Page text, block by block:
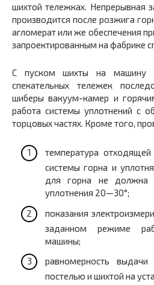
шихтой тележках. Непрерывная
производится после розжига
агломерат или же обеспечения
запроектированным на фабрике
С пуском шихты на машину
спекательных тележек
шиберы вакуум-камер и
работа системы уплотнений с
торцовых частях. Кроме того,
температура
системы горна и
для горна не должна
уплотнения 20—30°;
показания
заданном режиме
машины;
равномерность
постелью и шихтой на